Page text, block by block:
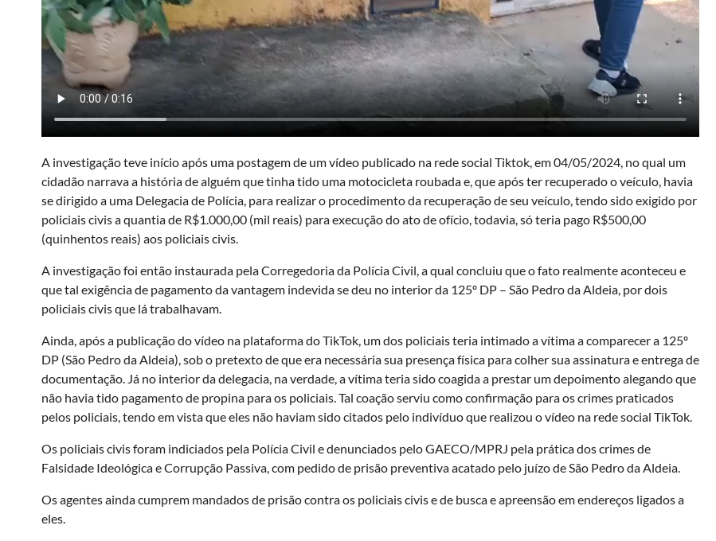
A investigação teve início após uma postagem de um vídeo publicado na rede social Tiktok, em 04/05/2024, no qual um
cidadão narrava a história de alguém que tinha tido uma motocicleta roubada e, que após ter recuperado o veículo, havia
se dirigido a uma Delegacia de Polícia, para realizar o procedimento da recuperação de seu veículo, tendo sido exigido por
policiais civis a quantia de R$1.000,00 (mil reais) para execução do ato de ofício, todavia, só teria pago R$500,00
(quinhentos reais) aos policiais civis.
A investigação foi então instaurada pela Corregedoria da Polícia Civil, a qual concluiu que o fato realmente aconteceu e
que tal exigência de pagamento da vantagem indevida se deu no interior da 125º DP – São Pedro da Aldeia, por dois
policiais civis que lá trabalhavam.
Ainda, após a publicação do vídeo na plataforma do TikTok, um dos policiais teria intimado a vítima a comparecer a 125º
DP (São Pedro da Aldeia), sob o pretexto de que era necessária sua presença física para colher sua assinatura e entrega de
documentação. Já no interior da delegacia, na verdade, a vítima teria sido coagida a prestar um depoimento alegando que
não havia tido pagamento de propina para os policiais. Tal coação serviu como confirmação para os crimes praticados
pelos policiais, tendo em vista que eles não haviam sido citados pelo indivíduo que realizou o vídeo na rede social TikTok.
Os policiais civis foram indiciados pela Polícia Civil e denunciados pelo GAECO/MPRJ pela prática dos crimes de
Falsidade Ideológica e Corrupção Passiva, com pedido de prisão preventiva acatado pelo juízo de São Pedro da Aldeia.
Os agentes ainda cumprem mandados de prisão contra os policiais civis e de busca e apreensão em endereços ligados a
eles.